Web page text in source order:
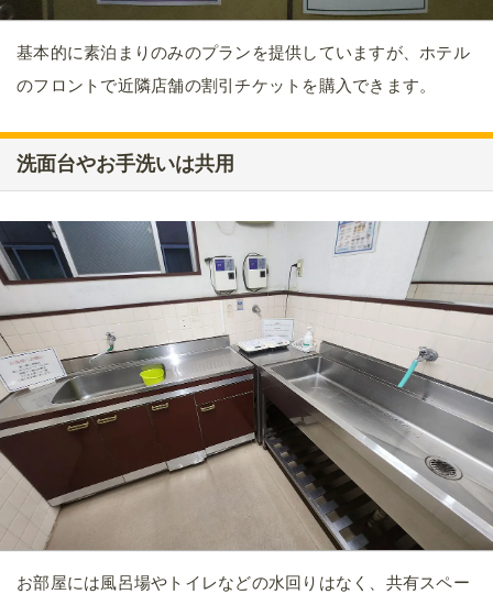
基本的に素泊まりのみのプランを提供していますが、ホテル
のフロントで近隣店舗の割引チケットを購入できます。
洗面台やお手洗いは共用
お部屋には風呂場やトイレなどの水回りはなく、共有スペー